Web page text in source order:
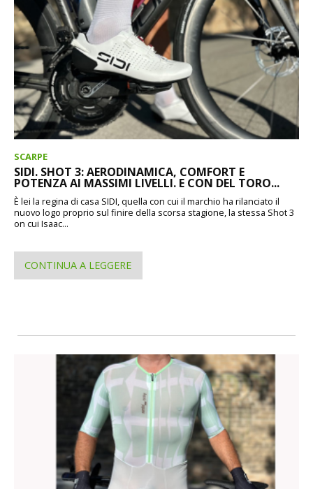
SCARPE
SIDI. SHOT 3: AERODINAMICA, COMFORT E
POTENZA AI MASSIMI LIVELLI. E CON DEL TORO...
È lei la regina di casa SIDI, quella con cui il marchio ha rilanciato il
nuovo logo proprio sul finire della scorsa stagione, la stessa Shot 3
on cui Isaac...
CONTINUA A LEGGERE